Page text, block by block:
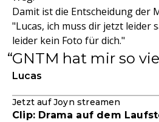
Damit ist die Entscheidung der
"Lucas, ich muss dir jetzt leider
leider kein Foto für dich."
GNTM hat mir so
Lucas
Jetzt auf Joyn streamen
Clip: Drama auf dem